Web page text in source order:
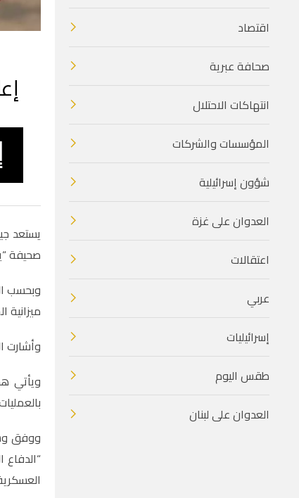
صحيفة
وأشارت
ويأتي
ووفق
اقتصاد
صحافة عبرية
انتهاكات الاحتلال
المؤسسات والشركات
شؤون إسرائيلية
العدوان على غزة
اعتقالات
عربي
إسرائيليات
طقس اليوم
العدوان على لبنان